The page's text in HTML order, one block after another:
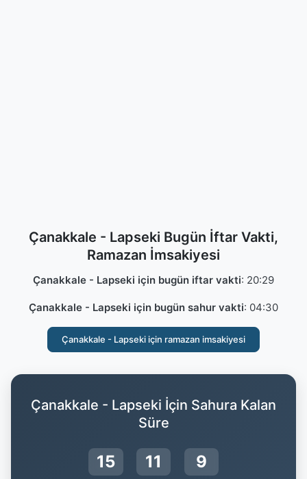
Çanakkale - Lapseki Bugün İftar Vakti,
Ramazan İmsakiyesi
Çanakkale - Lapseki için bugün iftar vakti: 20:29
Çanakkale - Lapseki için bugün sahur vakti: 04:30
Çanakkale - Lapseki için ramazan imsakiyesi
Çanakkale - Lapseki İçin Sahura Kalan
Süre
15 11 8